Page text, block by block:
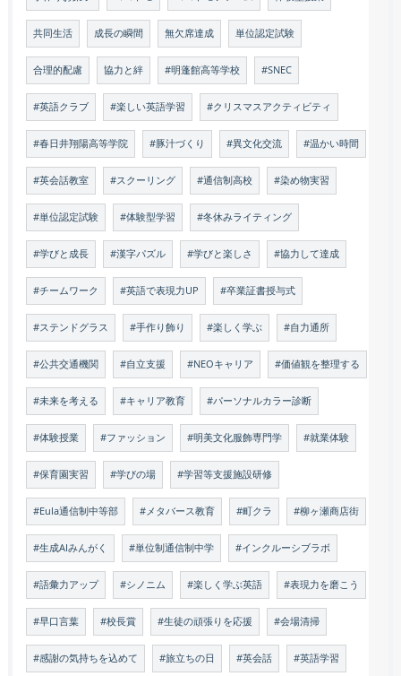
共同生活 成長の瞬間 無欠席達成 単位認定試験
合理的配慮 協力と絆 #明蓬館高等学校 #SNEC
#英語クラブ #楽しい英語学習 #クリスマスアクティビティ
#春日井翔陽高等学院 #豚汁づくり #異文化交流 #温かい時間
#英会話教室 #スクーリング #通信制高校 #染め物実習
#単位認定試験 #体験型学習 #冬休みライティング
#学びと成長 #漢字パズル #学びと楽しさ #協力して達成
#チームワーク #英語で表現力UP #卒業証書授与式
#ステンドグラス #手作り飾り #楽しく学ぶ #自力通所
#公共交通機関 #自立支援 #NEOキャリア #価値観を整理する
#未来を考える #キャリア教育 #パーソナルカラー診断
#体験授業 #ファッション #明美文化服飾専門学 #就業体験
#保育園実習 #学びの場 #学習等支援施設研修
#Eula通信制中等部 #メタバース教育 #町クラ #柳ヶ瀬商店街
#生成AIみんがく #単位制通信制中学 #インクルーシブラボ
#語彙力アップ #シノニム #楽しく学ぶ英語 #表現力を磨こう
#早口言葉 #校長賞 #生徒の頑張りを応援 #会場清掃
#感謝の気持ちを込めて #旅立ちの日 #英会話 #英語学習